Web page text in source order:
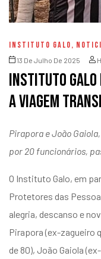
INSTITUTO GALO,
13 De Julho De 2025
Instituto Galo
a viagem
Pirapora e João
por 20 funcionários,
O Instituto Galo, em
Protetores das
alegria, descanso e
Pirapora (ex-zagueiro
de 80), João Gaiola